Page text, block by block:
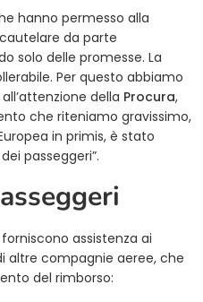
hanno permesso alla
da parte
solo delle promesse. La
Per questo abbiamo
della Procura,
che riteniamo gravissimo,
in primis, è stato
passeggeri”.
assistenza ai
altre compagnie aeree, che
del rimborso: